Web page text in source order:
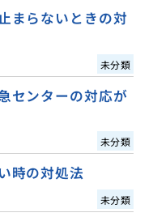
まらないときの対
未分類
センターの対応が
未分類
時の対処法
未分類